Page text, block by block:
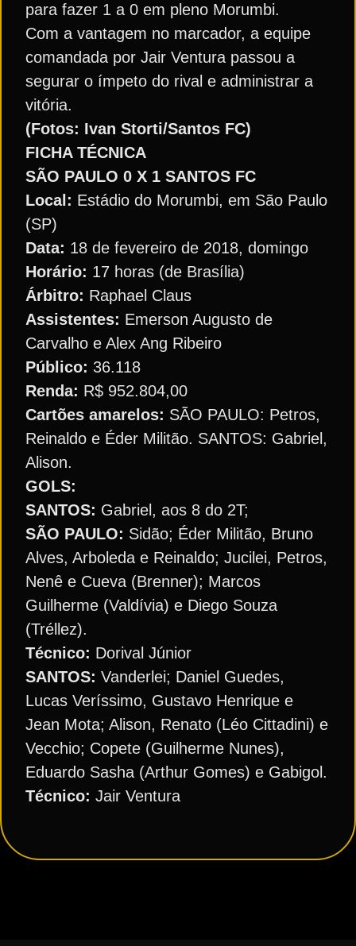
para fazer 1 a 0 em pleno Morumbi.
Com a vantagem no marcador, a equipe
comandada por Jair Ventura passou a
segurar o ímpeto do rival e administrar a
vitória.
(Fotos: Ivan Storti/Santos FC)
FICHA TÉCNICA
SÃO PAULO 0 X 1 SANTOS FC
Local: Estádio do Morumbi, em São Paulo
(SP)
Data: 18 de fevereiro de 2018, domingo
Horário: 17 horas (de Brasília)
Árbitro: Raphael Claus
Assistentes: Emerson Augusto de
Carvalho e Alex Ang Ribeiro
Público: 36.118
Renda: R$ 952.804,00
Cartões amarelos: SÃO PAULO: Petros,
Reinaldo e Éder Militão. SANTOS: Gabriel,
Alison.
GOLS:
SANTOS: Gabriel, aos 8 do 2T;
SÃO PAULO: Sidão; Éder Militão, Bruno
Alves, Arboleda e Reinaldo; Jucilei, Petros,
Nenê e Cueva (Brenner); Marcos
Guilherme (Valdívia) e Diego Souza
(Tréllez).
Técnico: Dorival Júnior
SANTOS: Vanderlei; Daniel Guedes,
Lucas Veríssimo, Gustavo Henrique e
Jean Mota; Alison, Renato (Léo Cittadini) e
Vecchio; Copete (Guilherme Nunes),
Eduardo Sasha (Arthur Gomes) e Gabigol.
Técnico: Jair Ventura